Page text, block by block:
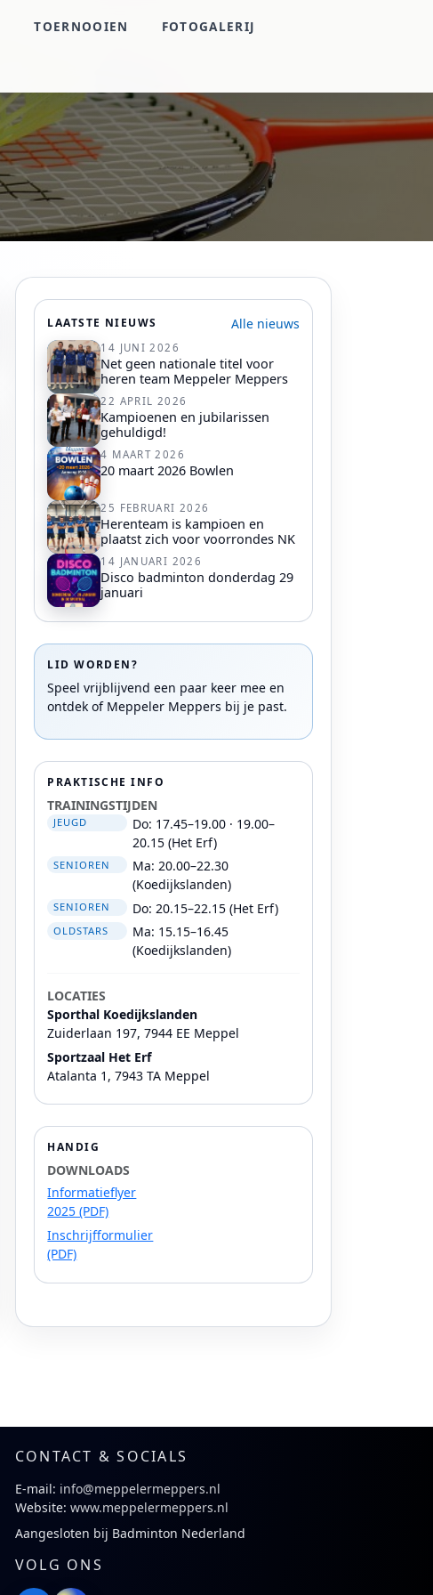
TOERNOOIEN FOTOGALERIJ
LAATSTE NIEUWS Alle nieuws
14 JUNI 2026
Net geen nationale titel voor
heren team Meppeler Meppers
22 APRIL 2026
Kampioenen en jubilarissen
gehuldigd!
4 MAART 2026
20 maart 2026 Bowlen
25 FEBRUARI 2026
Herenteam is kampioen en
plaatst zich voor voorrondes NK
14 JANUARI 2026
Disco badminton donderdag 29
januari
LID WORDEN?
Speel vrijblijvend een paar keer mee en
ontdek of Meppeler Meppers bij je past.
PRAKTISCHE INFO
TRAININGSTIJDEN
JEUGD
Do: 17.45–19.00 · 19.00–
20.15 (Het Erf)
SENIOREN
Ma: 20.00–22.30
(Koedijkslanden)
SENIOREN Do: 20.15–22.15 (Het Erf)
OLDSTARS
Ma: 15.15–16.45
(Koedijkslanden)
LOCATIES
Sporthal Koedijkslanden
Zuiderlaan 197, 7944 EE Meppel
Sportzaal Het Erf
Atalanta 1, 7943 TA Meppel
HANDIG
DOWNLOADS
Informatieflyer
2025 (PDF)
Inschrijfformulier
(PDF)
CONTACT & SOCIALS
E-mail: info@meppelermeppers.nl
Website: www.meppelermeppers.nl
Aangesloten bij Badminton Nederland
VOLG ONS